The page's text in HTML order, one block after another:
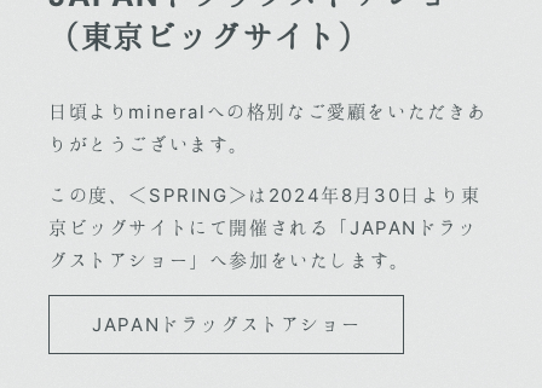
（東京ビッグサイト）
日頃よりmineralへの格別なご愛顧をいただきあ
りがとうございます。
この度、＜SPRING＞は2024年8月30日より東
京ビッグサイトにて開催される「JAPANドラッ
グストアショー」へ参加をいたします。
JAPANドラッグストアショー